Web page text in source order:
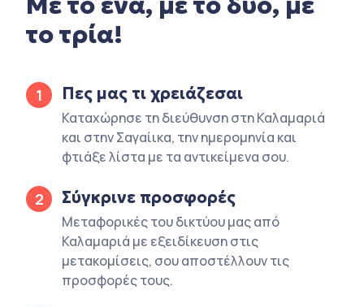
το τρία!
1 Πες μας τι χρειάζεσαι
Καταχώρησε τη διεύθυνση στη Καλαμαριά
και στην Σαγαίικα, την ημερομηνία και
φτιάξε λίστα με τα αντικείμενα σου.
2 Σύγκρινε προσφορές
Μεταφορικές του δικτύου μας από
Καλαμαριά με εξειδίκευση στις
μετακομίσεις, σου αποστέλλουν τις
προσφορές τους.